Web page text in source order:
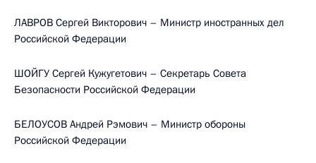
ЛАВРОВ Сергей Викторович – Министр иностранных дел
Российской Федерации
ШОЙГУ Сергей Кужугетович – Секретарь Совета
Безопасности Российской Федерации
БЕЛОУСОВ Андрей Рэмович – Министр обороны
Российской Федерации